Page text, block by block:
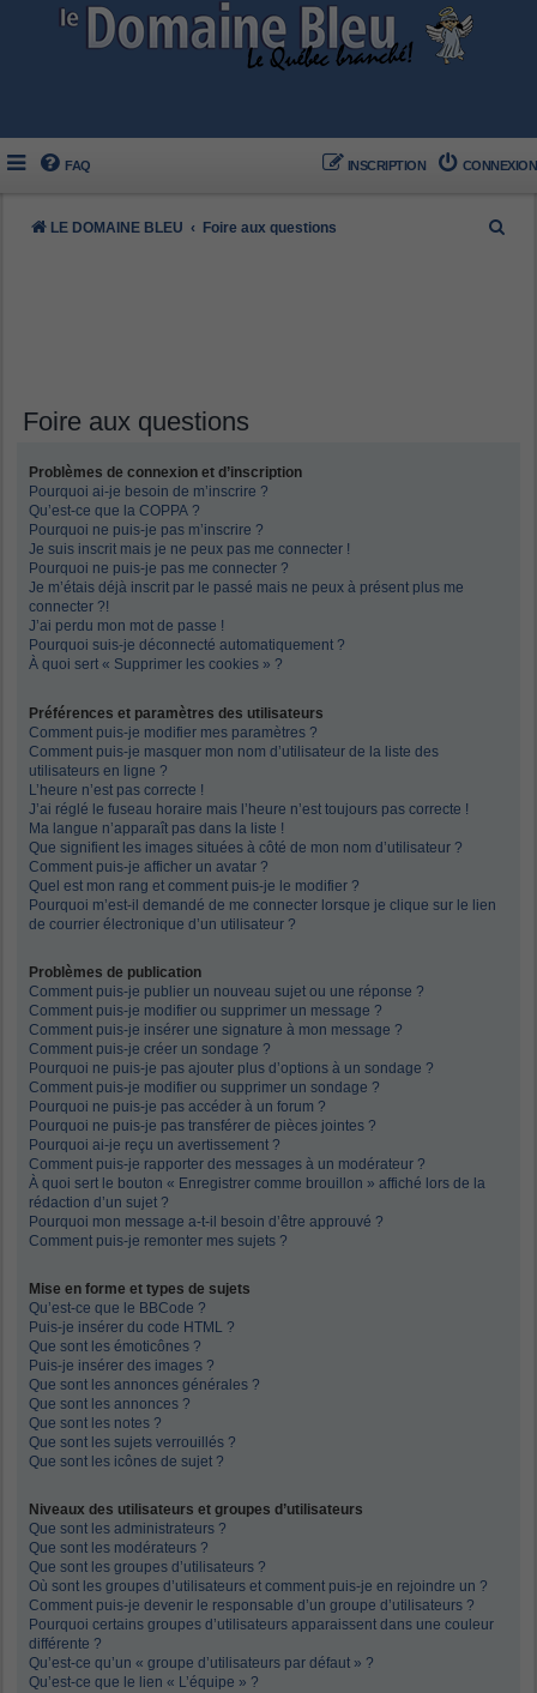
FAQ CONNEXION
INSCRIPTION
LE DOMAINE BLEU Foire aux questions
Foire aux questions
Problèmes de connexion et d’inscription
Pourquoi ai-je besoin de m’inscrire ?
Qu’est-ce que la COPPA ?
Pourquoi ne puis-je pas m’inscrire ?
Je suis inscrit mais je ne peux pas me connecter !
Pourquoi ne puis-je pas me connecter ?
Je m’étais déjà inscrit par le passé mais ne peux à présent plus me
connecter ?!
J’ai perdu mon mot de passe !
Pourquoi suis-je déconnecté automatiquement ?
À quoi sert « Supprimer les cookies » ?
Préférences et paramètres des utilisateurs
Comment puis-je modifier mes paramètres ?
Comment puis-je masquer mon nom d’utilisateur de la liste des
utilisateurs en ligne ?
L’heure n’est pas correcte !
J’ai réglé le fuseau horaire mais l’heure n’est toujours pas correcte !
Ma langue n’apparaît pas dans la liste !
Que signifient les images situées à côté de mon nom d’utilisateur ?
Comment puis-je afficher un avatar ?
Quel est mon rang et comment puis-je le modifier ?
Pourquoi m’est-il demandé de me connecter lorsque je clique sur le lien
de courrier électronique d’un utilisateur ?
Problèmes de publication
Comment puis-je publier un nouveau sujet ou une réponse ?
Comment puis-je modifier ou supprimer un message ?
Comment puis-je insérer une signature à mon message ?
Comment puis-je créer un sondage ?
Pourquoi ne puis-je pas ajouter plus d’options à un sondage ?
Comment puis-je modifier ou supprimer un sondage ?
Pourquoi ne puis-je pas accéder à un forum ?
Pourquoi ne puis-je pas transférer de pièces jointes ?
Pourquoi ai-je reçu un avertissement ?
Comment puis-je rapporter des messages à un modérateur ?
À quoi sert le bouton « Enregistrer comme brouillon » affiché lors de la
rédaction d’un sujet ?
Pourquoi mon message a-t-il besoin d’être approuvé ?
Comment puis-je remonter mes sujets ?
Mise en forme et types de sujets
Qu’est-ce que le BBCode ?
Puis-je insérer du code HTML ?
Que sont les émoticônes ?
Puis-je insérer des images ?
Que sont les annonces générales ?
Que sont les annonces ?
Que sont les notes ?
Que sont les sujets verrouillés ?
Que sont les icônes de sujet ?
Niveaux des utilisateurs et groupes d’utilisateurs
Que sont les administrateurs ?
Que sont les modérateurs ?
Que sont les groupes d’utilisateurs ?
Où sont les groupes d’utilisateurs et comment puis-je en rejoindre un ?
Comment puis-je devenir le responsable d’un groupe d’utilisateurs ?
Pourquoi certains groupes d’utilisateurs apparaissent dans une couleur
différente ?
Qu’est-ce qu’un « groupe d’utilisateurs par défaut » ?
Qu’est-ce que le lien « L’équipe » ?